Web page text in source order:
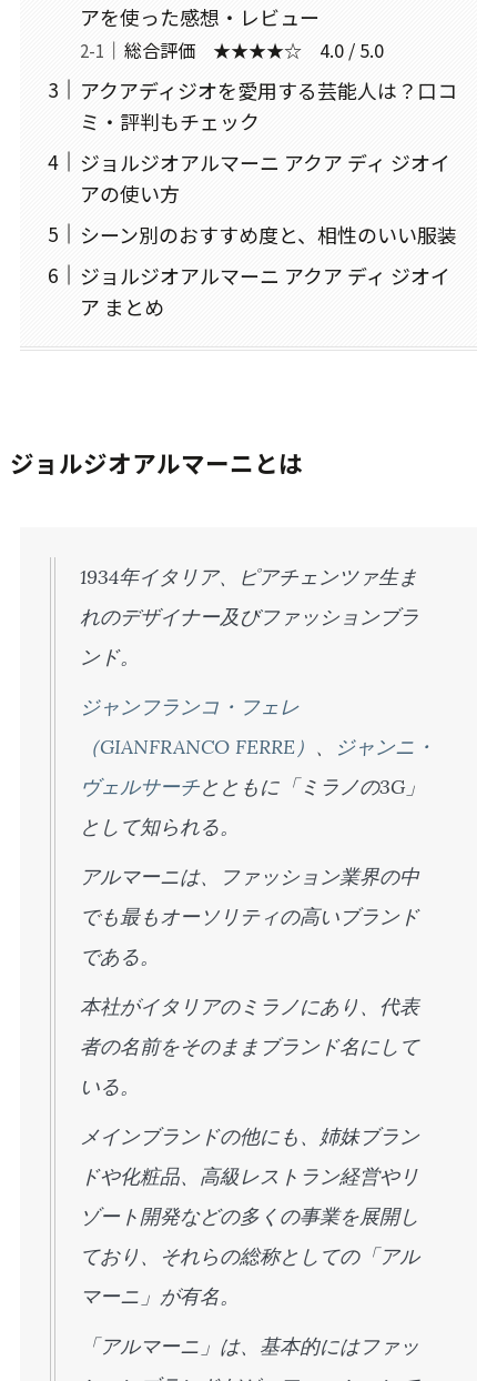
アを使った感想・レビュー
総合評価 ★★★★☆ 4.0 / 5.0
アクアディジオを愛用する芸能人は？口コ
ミ・評判もチェック
ジョルジオアルマーニ アクア ディ ジオイ
アの使い方
シーン別のおすすめ度と、相性のいい服装
ジョルジオアルマーニ アクア ディ ジオイ
ア まとめ
ジョルジオアルマーニとは
1934年イタリア、ピアチェンツァ生ま
れのデザイナー及びファッションブラ
ンド。
ジャンフランコ・フェレ
（GIANFRANCO FERRE） 、
ジャンニ・
ヴェルサーチとともに「ミラノの3G」
として知られる。
アルマーニは、ファッション業界の中
でも最もオーソリティの高いブランド
である。
本社がイタリアのミラノにあり、代表
者の名前をそのままブランド名にして
いる。
メインブランドの他にも、姉妹ブラン
ドや化粧品、高級レストラン経営やリ
ゾート開発などの多くの事業を展開し
ており、それらの総称としての「アル
マーニ」が有名。
「アルマーニ」は、基本的にはファッ